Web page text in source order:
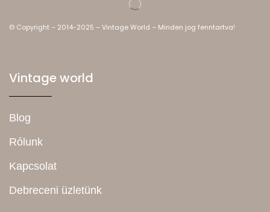
© Copyright – 2014-2025 – Vintage World – Minden jog fenntartva!
Vintage world
Blog
Rólunk
Kapcsolat
Debreceni üzletünk